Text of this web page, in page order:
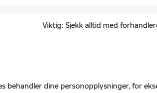
Viktig: Sjekk alltid med
behandler dine personopplysninger, for